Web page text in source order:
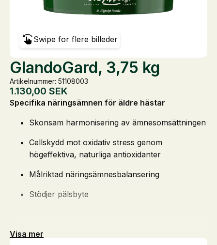
Swipe for flere billeder
GlandoGard, 3,75 kg
Artikelnummer: 51108003
1.130,00 SEK
Specifika näringsämnen för äldre hästar
Skonsam harmonisering av ämnesomsättningen
Cellskydd mot oxidativ stress genom
högeffektiva, naturliga antioxidanter
Målriktad näringsämnesbalansering
Stödjer pälsbyte
Visa mer